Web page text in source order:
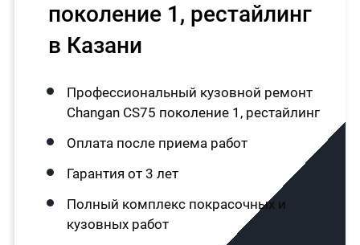
поколение 1, рестайлинг
в Казани
Профессиональный кузовной ремонт
Changan CS75 поколение 1, рестайлинг
Оплата после приема работ
Гарантия от 3 лет
Полный комплекс покрасочных и
кузовных работ